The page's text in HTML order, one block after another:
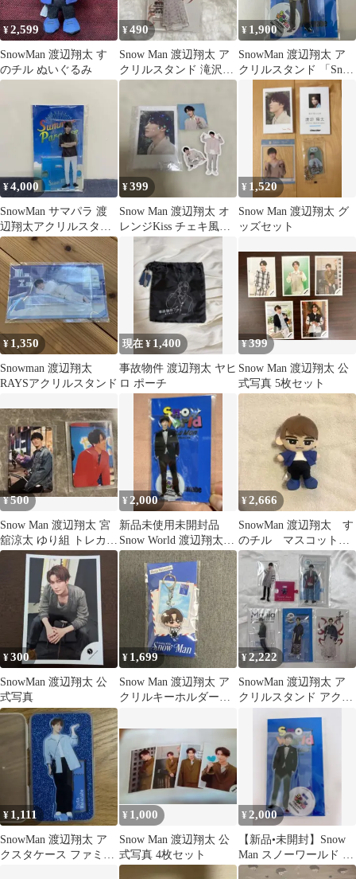
¥2,599
SnowMan 渡辺翔太 す
のチル ぬいぐるみ
¥490
Snow Man 渡辺翔太 ア
クリルスタンド 滝沢歌
舞伎ZERO 2022
¥ 1,900
SnowMan 渡辺翔太 ア
クリルスタンド 「Snow
Man 1st Stadium Live
Snow World」 未開封
NL8013P f116
¥4,000
SnowMan サマパラ 渡
辺翔太アクリルスタン
ド
¥399
Snow Man 渡辺翔太 オ
レンジKiss チェキ風カ
ード
¥ 1,520
Snow Man 渡辺翔太 グ
ッズセット
¥ 1,350
Snowman 渡辺翔太
RAYSアクリルスタンド
現在 ¥ 1,400
事故物件 渡辺翔太 ヤヒ
ロ ポーチ
¥399
Snow Man 渡辺翔太 公
式写真 5枚セット
¥500
Snow Man 渡辺翔太 宮
舘涼太 ゆり組 トレカ 2
枚セット
¥ 2,000
新品未使用未開封品
Snow World 渡辺翔太さ
んアクリルスタンド
¥2,666
SnowMan 渡辺翔太 す
のチル マスコット
ぬいぐるみ
¥300
SnowMan 渡辺翔太 公
式写真
¥ 1,699
Snow Man 渡辺翔太 ア
クリルキーホルダー
¥2,222
SnowMan 渡辺翔太 ア
クリルスタンド アクス
¥ 1,111
SnowMan 渡辺翔太 ア
クスタケース ファミク
¥ 1,000
Snow Man 渡辺翔太 公
式写真 4枚セット
¥ 2,000
【新品•未開封】Snow
Man スノーワールド 渡
辺翔太アクリルスタン